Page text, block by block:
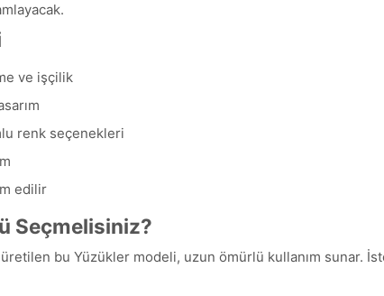
ve işçilik
renk seçenekleri
edilir
Seçmelisiniz?
bu Yüzükler modeli, uzun ömürlü kullanım sunar.